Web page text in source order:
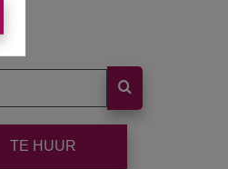
TE HUUR